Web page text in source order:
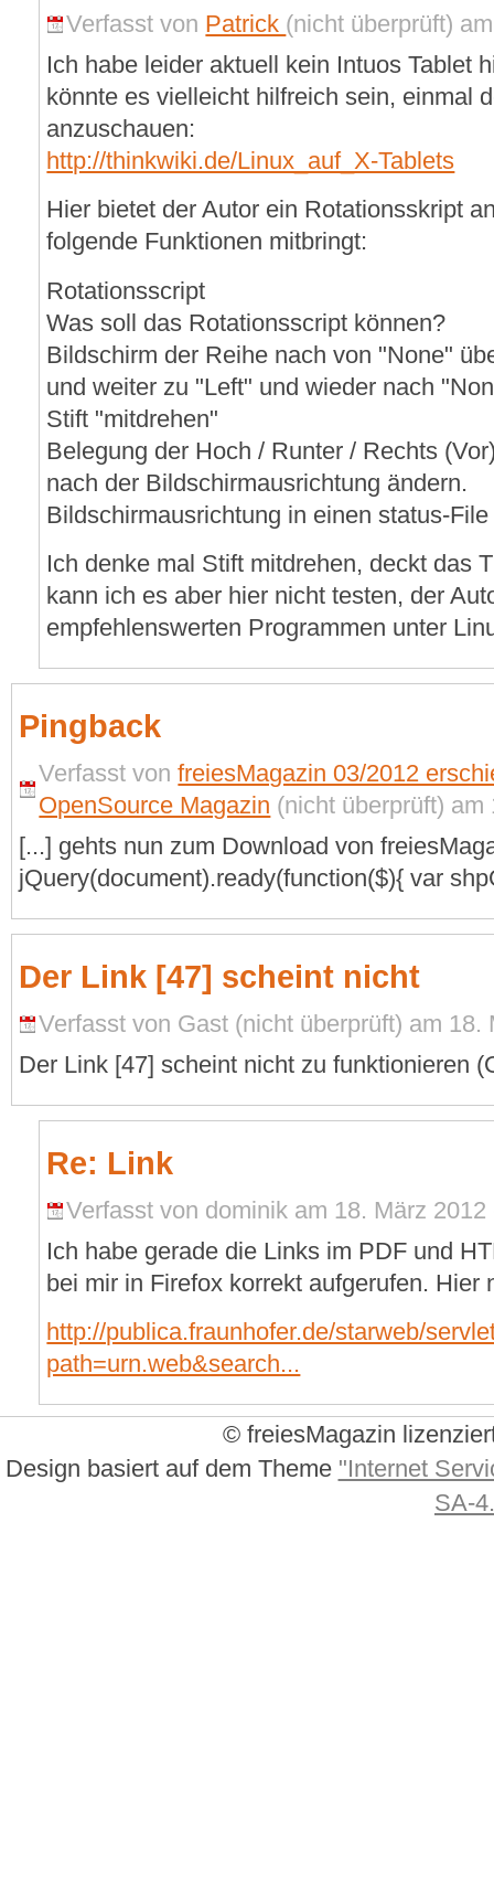
Verfasst von Patrick (nicht überprüft)
Ich habe leider aktuell kein Intuos Tablet
könnte es vielleicht hilfreich sein, einmal
anzuschauen:
http://thinkwiki.de/Linux_auf_X-Tablets
Hier bietet der Autor ein Rotationsskript
folgende Funktionen mitbringt:
Rotationsscript
Was soll das Rotationsscript können?
Bildschirm der Reihe nach von "None"
und weiter zu "Left" und wieder nach
Stift "mitdrehen"
Belegung der Hoch / Runter / Rechts
nach der Bildschirmausrichtung ändern.
Bildschirmausrichtung in einen status-
Ich denke mal Stift mitdrehen, deckt das
kann ich es aber hier nicht testen, der
empfehlenswerten Programmen unter
Pingback
Verfasst vonfreiesMagazin 03/2012
OpenSource Magazin (nicht überprüft)
[...] gehts nun zum Download von
jQuery(document).ready(function($){ var
Der Link [47] scheint nicht
Verfasst von Gast (nicht überprüft) am 18.
Der Link [47] scheint nicht zu funktionieren
Re: Link
Verfasst von dominik am 18. März 2012
Ich habe gerade die Links im PDF und
bei mir in Firefox korrekt aufgerufen. Hier
http://publica.fraunhofer.de/starweb/
path=urn.web&search...
© freiesMagazin
Design basiert auf dem Theme "Internet
SA-